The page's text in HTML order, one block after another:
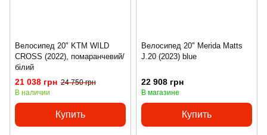
Велосипед 20" KTM WILD
CROSS (2022), помаранчевий/
білий
21 038 грн 24 750 грн
В наличии
Купить
Велосипед 20" Merida Matts
J.20 (2023) blue
22 908 грн
В магазине
Купить